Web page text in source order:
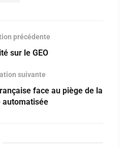
précédente
sur le GEO
suivante
face au piège de la
automatisée